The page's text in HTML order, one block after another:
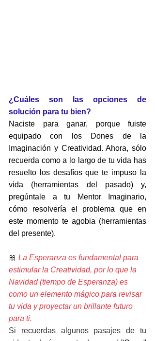
¿Cuáles son las opciones de
solución para tu bien?
Naciste para ganar, porque fuiste
equipado con los Dones de la
Imaginación y Creatividad. Ahora, sólo
recuerda como a lo largo de tu vida has
resuelto los desafíos que te impuso la
vida (herramientas del pasado) y,
pregúntale a tu Mentor Imaginario,
cómo resolvería el problema que en
este momento te agobia (herramientas
del presente).
🎀 La Esperanza es fundamental para
estimular la Creatividad, por lo que la
Navidad (tiempo de Esperanza) es
como un elemento mágico para revisar
tu vida y proyectar un brillante futuro
para ti.
Si recuerdas algunos pasajes de tu